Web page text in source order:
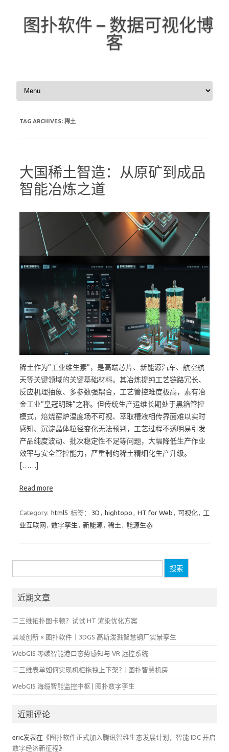
图扑软件 – 数据可视化博
客
Skip to content
TAG ARCHIVES: 稀土
大国稀土智造：从原矿到成品
智能冶炼之道
稀土作为“工业维生素”，是高端芯片、新能源汽车、航空航
天等关键领域的关键基础材料。其冶炼提纯工艺链路冗长、
反应机理抽象、多参数强耦合，工艺管控难度极高，素有冶
金工业“皇冠明珠”之称。但传统生产运维长期处于黑箱管控
模式，焙烧窑炉温度场不可视、萃取槽液相传界面难以实时
感知、沉淀晶体粒径变化无法预判，工艺过程不透明易引发
产品纯度波动、批次稳定性不足等问题，大幅降低生产作业
效率与安全管控能力，严重制约稀土精细化生产升级。
[……]
Read more
Category: html5 标签： 3D , hightopo , HT for Web , 可视化, 工
业互联网 , 数字孪生 , 新能源, 稀土 , 能源生态
索：
近期文章
二三维拓扑图卡顿？试试 HT 渲染优化方案
其域创新 × 图扑软件｜3DGS 高斯泼溅智慧钢厂实景孪生
WebGIS 零碳智能港口态势感知与 VR 远控系统
二三维表单如何实现机柜拖拽上下架？| 图扑智慧机房
WebGIS 海缆智能监控中枢 | 图扑数字孪生
近期评论
eric发表在《 图扑软件正式加入腾讯智维生态发展计划，智能 IDC 开启
数字经济新征程》